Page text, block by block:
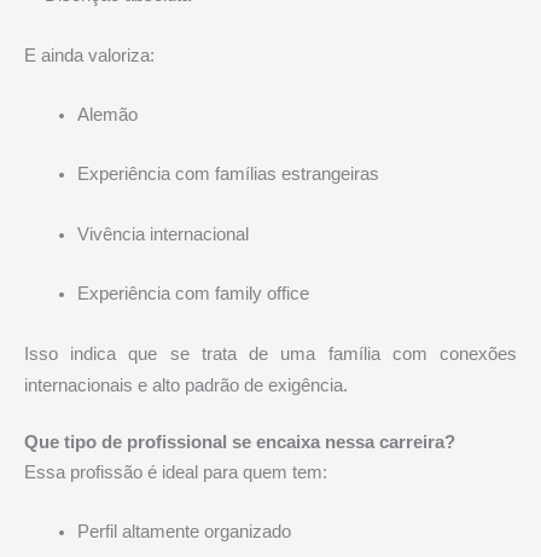
E ainda valoriza:
Alemão
Experiência com famílias estrangeiras
Vivência internacional
Experiência com family office
Isso indica que se trata de uma família com conexões
internacionais e alto padrão de exigência.
Que tipo de profissional se encaixa nessa carreira?
Essa profissão é ideal para quem tem:
Perfil altamente organizado